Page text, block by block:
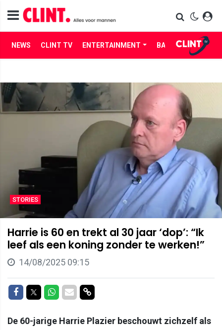
NEWS CLINT TV ENTERTAINMENT BABES LIFE
STORIES
Harrie is 60 en trekt al 30 jaar ‘dop’: “Ik
leef als een koning zonder te werken!”
14/08/2025 09:15
Delen op Facebook
Delen op Twitter
Delen op Whatsapp
Delen via Mail
Delen via link
De 60-jarige Harrie Plazier beschouwt zichzelf als